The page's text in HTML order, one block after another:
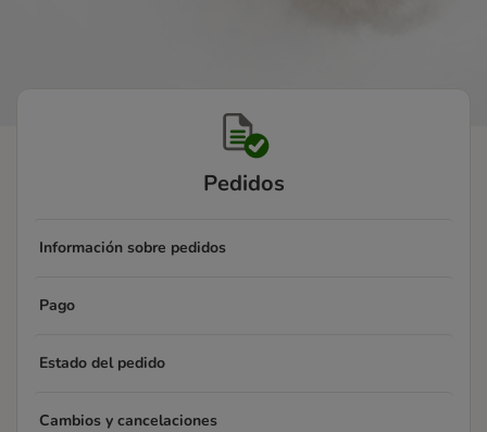
Pedidos
Información sobre pedidos
Pago
Estado del pedido
Cambios y cancelaciones